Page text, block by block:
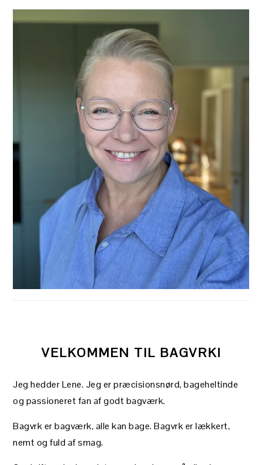
PRIMÆR
VELKOMMEN TIL BAGVRK!
Jeg hedder Lene. Jeg er præcisionsnørd, bageheltinde
og passioneret fan af godt bagværk.
Bagvrk er bagværk, alle kan bage. Bagvrk er lækkert,
nemt og fuld af smag.